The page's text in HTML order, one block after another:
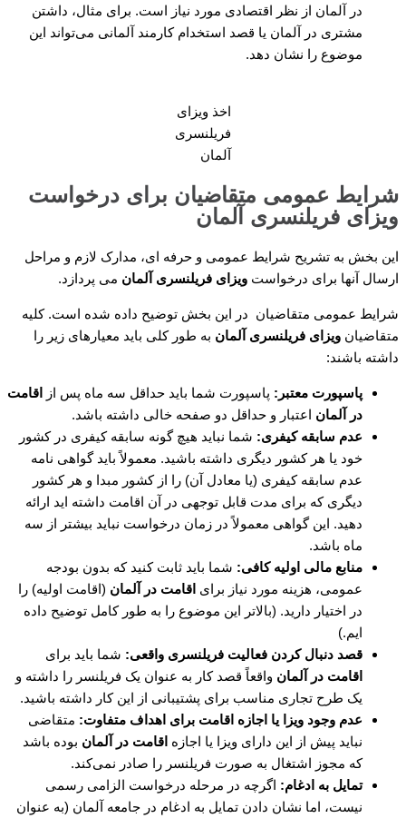
در آلمان از نظر اقتصادی مورد نیاز است. برای مثال، داشتن
مشتری در آلمان یا قصد استخدام کارمند آلمانی می‌تواند این
موضوع را نشان دهد.
اخذ ویزای
فریلنسری
آلمان
شرایط عمومی متقاضیان برای درخواست
ویزای فریلنسری آلمان
این بخش به تشریح شرایط عمومی و حرفه ای، مدارک لازم و مراحل
ارسال آنها برای درخواست ویزای فریلنسری آلمان می پردازد.
شرایط عمومی متقاضیان در این بخش توضیح داده شده است. کلیه
متقاضیان ویزای فریلنسری آلمان به طور کلی باید معیارهای زیر را
داشته باشند:
پاسپورت معتبر: پاسپورت شما باید حداقل سه ماه پس از
اقامت
در آلمان اعتبار و حداقل دو صفحه خالی داشته باشد.
عدم سابقه کیفری: شما نباید هیچ گونه سابقه کیفری در کشور
خود یا هر کشور دیگری داشته باشید. معمولاً باید گواهی نامه
عدم سابقه کیفری (یا معادل آن) را از کشور مبدا و هر کشور
دیگری که برای مدت قابل توجهی در آن اقامت داشته اید ارائه
دهید. این گواهی معمولاً در زمان درخواست نباید بیشتر از سه
ماه باشد.
منابع مالی اولیه کافی: شما باید ثابت کنید که بدون بودجه
عمومی، هزینه مورد نیاز برای اقامت در آلمان (اقامت اولیه) را
در اختیار دارید. (بالاتر این موضوع را به طور کامل توضیح داده
ایم.)
قصد دنبال کردن فعالیت فریلنسری واقعی: شما باید برای
اقامت در آلمان واقعاً قصد کار به عنوان یک فریلنسر را داشته و
یک طرح تجاری مناسب برای پشتیبانی از این کار داشته باشید.
عدم وجود ویزا یا اجازه اقامت برای اهداف متفاوت: متقاضی
نباید پیش از این دارای ویزا یا اجازه اقامت در آلمان بوده باشد
که مجوز اشتغال به صورت فریلنسر را صادر نمی‌کند.
تمایل به ادغام: اگرچه در مرحله درخواست الزامی رسمی
نیست، اما نشان دادن تمایل به ادغام در جامعه آلمان (به عنوان